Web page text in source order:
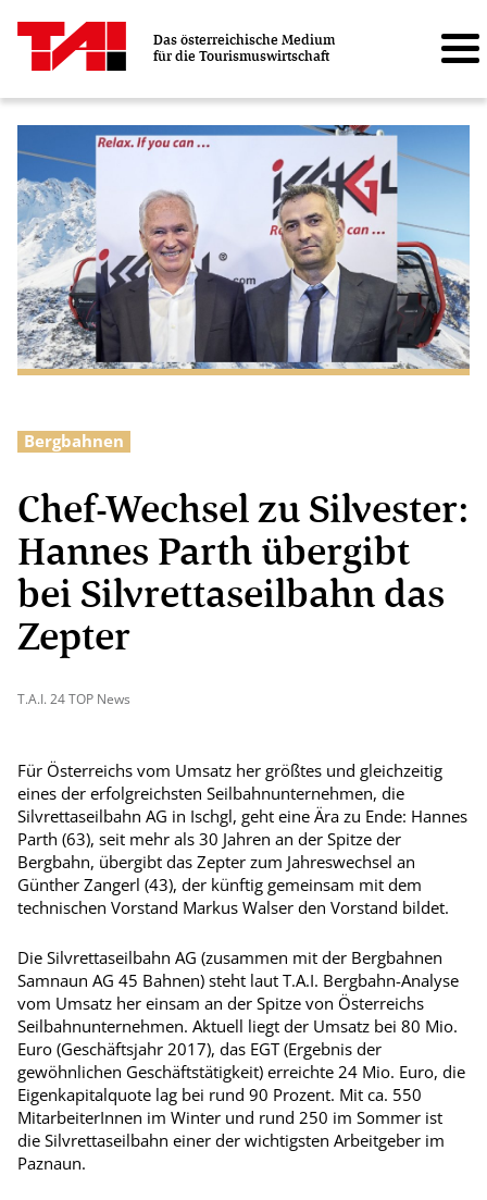
Das österreichische Medium
für die Tourismuswirtschaft
Bergbahnen
Chef-Wechsel zu Silvester:
Hannes Parth übergibt
bei Silvrettaseilbahn das
Zepter
T.A.I. 24 TOP News
Für Österreichs vom Umsatz her größtes und gleichzeitig
eines der erfolgreichsten Seilbahnunternehmen, die
Silvrettaseilbahn AG in Ischgl, geht eine Ära zu Ende: Hannes
Parth (63), seit mehr als 30 Jahren an der Spitze der
Bergbahn, übergibt das Zepter zum Jahreswechsel an
Günther Zangerl (43), der künftig gemeinsam mit dem
technischen Vorstand Markus Walser den Vorstand bildet.
Die Silvrettaseilbahn AG (zusammen mit der Bergbahnen
Samnaun AG 45 Bahnen) steht laut T.A.I. Bergbahn-Analyse
vom Umsatz her einsam an der Spitze von Österreichs
Seilbahnunternehmen. Aktuell liegt der Umsatz bei 80 Mio.
Euro (Geschäftsjahr 2017), das EGT (Ergebnis der
gewöhnlichen Geschäftstätigkeit) erreichte 24 Mio. Euro, die
Eigenkapitalquote lag bei rund 90 Prozent. Mit ca. 550
MitarbeiterInnen im Winter und rund 250 im Sommer ist
die Silvrettaseilbahn einer der wichtigsten Arbeitgeber im
Paznaun.